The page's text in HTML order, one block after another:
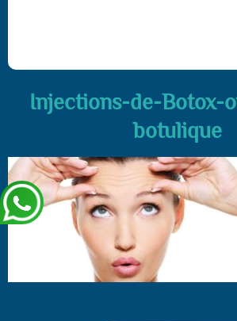
Injections-de-Botox-
botulique